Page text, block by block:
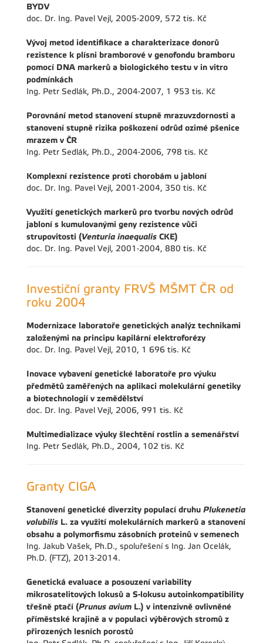
BYDV
doc. Dr. Ing. Pavel Vejl, 2005-2009, 572 tis. Kč
Vývoj metod identifikace a charakterizace donorů
rezistence k plísni bramborové v genofondu bramboru
pomocí DNA markerů a biologického testu v in vitro
podmínkách
Ing. Petr Sedlák, Ph.D., 2004-2007, 1 953 tis. Kč
Porovnání metod stanovení stupně mrazuvzdornosti a
stanovení stupně rizika poškození odrůd ozimé pšenice
mrazem v ČR
Ing. Petr Sedlák, Ph.D., 2004-2006, 798 tis. Kč
Komplexní rezistence proti chorobám u jabloní
doc. Dr. Ing. Pavel Vejl, 2001-2004, 350 tis. Kč
Využití genetických markerů pro tvorbu nových odrůd
jabloní s kumulovanými geny rezistence vůči
strupovitosti (Venturia inaequalis CKE)
doc. Dr. Ing. Pavel Vejl, 2001-2004, 880 tis. Kč
Investiční granty FRVŠ MŠMT ČR od
roku 2004
Modernizace laboratoře genetických analýz technikami
založenými na principu kapilární elektroforézy
doc. Dr. Ing. Pavel Vejl, 2010, 1 696 tis. Kč
Inovace vybavení genetické laboratoře pro výuku
předmětů zaměřených na aplikaci molekulární genetiky
a biotechnologií v zemědělství
doc. Dr. Ing. Pavel Vejl, 2006, 991 tis. Kč
Multimedializace výuky šlechtění rostlin a semenářství
Ing. Petr Sedlák, Ph.D., 2004, 102 tis. Kč
Granty CIGA
Stanovení genetické diverzity populací druhu Plukenetia
volubilis L. za využití molekulárních markerů a stanovení
obsahu a polymorfismu zásobních proteinů v semenech
Ing. Jakub Vašek, Ph.D., spoluřešení s Ing. Jan Ocelák,
Ph.D. (FTZ), 2013-2014.
Genetická evaluace a posouzení variability
mikrosatelitových lokusů a S-lokusu autoinkompatibility
třešně ptačí (Prunus avium L.) v intenzivně ovlivněné
příměstské krajině a v populaci výběrových stromů z
přirozených lesních porostů